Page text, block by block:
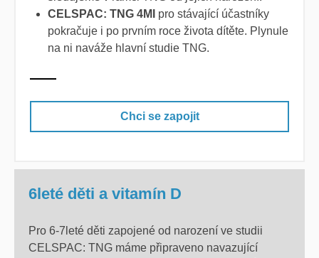
CELSPAC: TNG 4MI pro stávající účastníky
pokračuje i po prvním roce života dítěte. Plynule
na ni naváže hlavní studie TNG.
Chci se zapojit
6leté děti a vitamín D
Pro 6-7leté děti zapojené od narození ve studii
CELSPAC: TNG máme připraveno navazující